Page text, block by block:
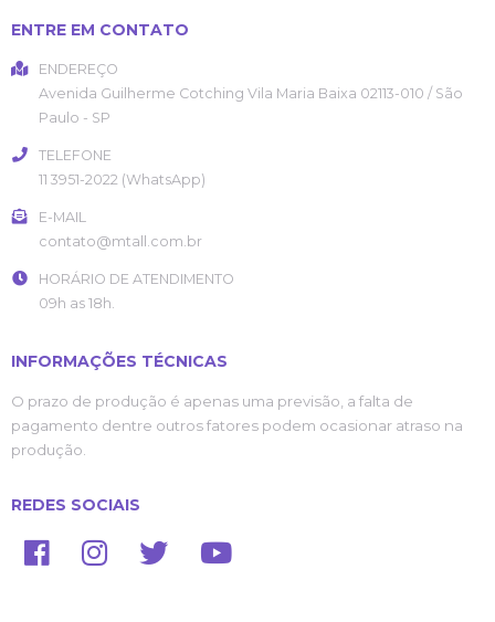
ENTRE EM CONTATO
ENDEREÇO
Avenida Guilherme Cotching Vila Maria Baixa 02113-010 / São
Paulo - SP
TELEFONE
11 3951-2022 (WhatsApp)
E-MAIL
contato@mtall.com.br
HORÁRIO DE ATENDIMENTO
09h as 18h.
INFORMAÇÕES TÉCNICAS
O prazo de produção é apenas uma previsão, a falta de
pagamento dentre outros fatores podem ocasionar atraso na
produção.
REDES SOCIAIS